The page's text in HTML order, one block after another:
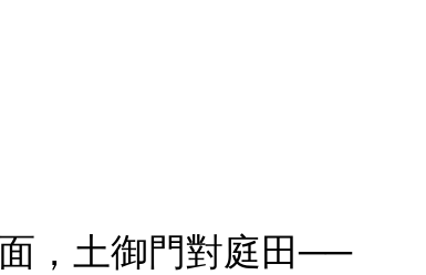
，土御門對庭田──